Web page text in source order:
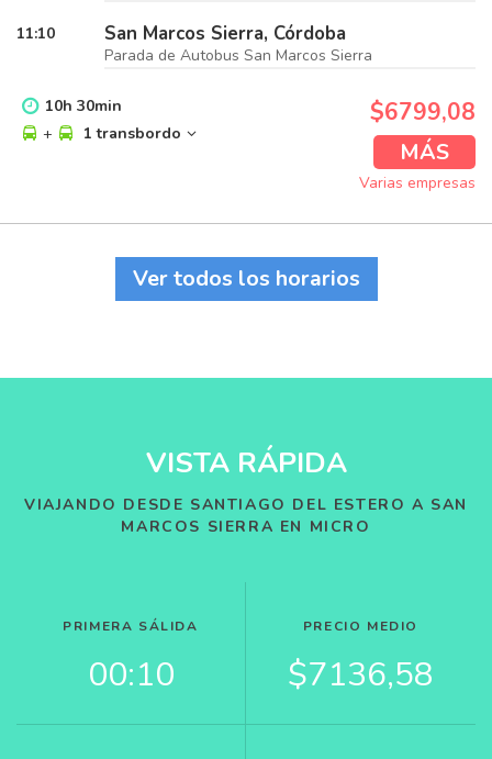
11:10 San Marcos Sierra, Córdoba
Parada de Autobus San Marcos Sierra
10h 30min
+
1 transbordo
$6799,08
MÁS
Varias empresas
Ver todos los horarios
VISTA RÁPIDA
VIAJANDO DESDE SANTIAGO DEL ESTERO A SAN
MARCOS SIERRA EN MICRO
PRIMERA SÁLIDA
00:10
PRECIO MEDIO
$7136,58